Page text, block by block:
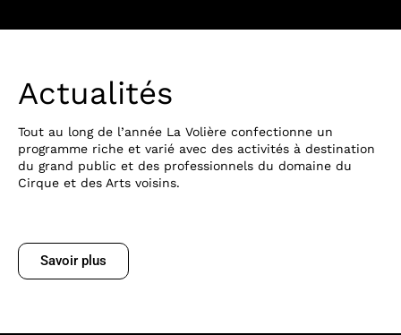
Actualités
Tout au long de l’année La Volière confectionne un
programme riche et varié avec des activités à destination
du grand public et des professionnels du domaine du
Cirque et des Arts voisins.
Savoir plus